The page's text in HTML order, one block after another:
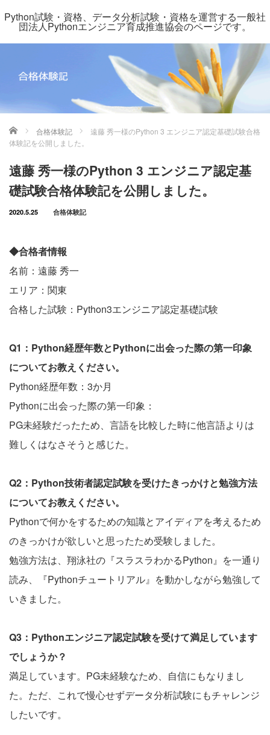
Python試験・資格、データ分析試験・資格を運営する一般社
団法人Pythonエンジニア育成推進協会のページです。
ホーム 合格体験記
遠藤 秀一様のPython 3 エンジニア認定基礎試験合格
体験記を公開しました。
遠藤 秀一様のPython 3 エンジニア認定基
礎試験合格体験記を公開しました。
2020.5.25 合格体験記
◆合格者情報
名前：遠藤 秀一
エリア：関東
合格した試験：Python3エンジニア認定基礎試験
Q1：Python経歴年数とPythonに出会った際の第一印象
についてお教えください。
Python経歴年数：3か月
Pythonに出会った際の第一印象：
PG未経験だったため、言語を比較した時に他言語よりは
難しくはなさそうと感じた。
Q2：Python技術者認定試験を受けたきっかけと勉強方法
についてお教えください。
Pythonで何かをするための知識とアイディアを考えるため
のきっかけが欲しいと思ったため受験しました。
勉強方法は、翔泳社の『スラスラわかるPython』を一通り
読み、『Pythonチュートリアル』を動かしながら勉強して
いきました。
Q3：Pythonエンジニア認定試験を受けて満足しています
でしょうか？
満足しています。PG未経験なため、自信にもなりまし
た。ただ、これで慢心せずデータ分析試験にもチャレンジ
したいです。